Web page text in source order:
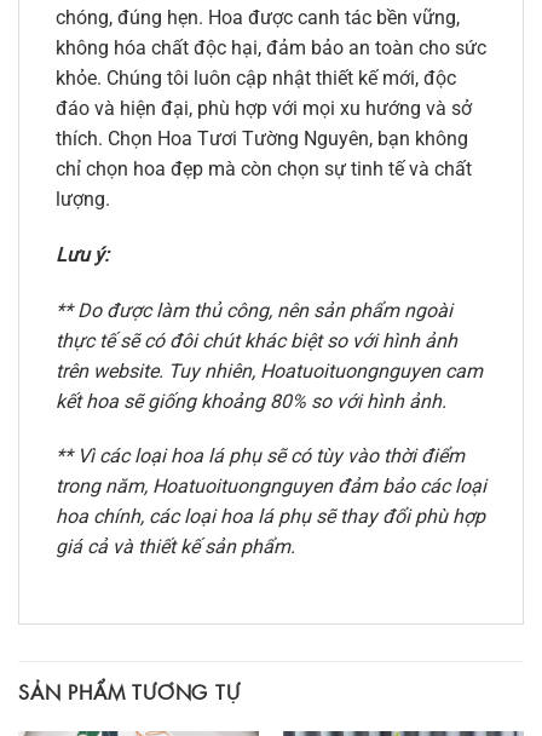
chóng, đúng hẹn. Hoa được canh tác bền vững,
không hóa chất độc hại, đảm bảo an toàn cho sức
khỏe. Chúng tôi luôn cập nhật thiết kế mới, độc
đáo và hiện đại, phù hợp với mọi xu hướng và sở
thích. Chọn Hoa Tươi Tường Nguyên, bạn không
chỉ chọn hoa đẹp mà còn chọn sự tinh tế và chất
lượng.
Lưu ý:
** Do được làm thủ công, nên sản phẩm ngoài
thực tế sẽ có đôi chút khác biệt so với hình ảnh
trên website. Tuy nhiên, Hoatuoituongnguyen cam
kết hoa sẽ giống khoảng 80% so với hình ảnh.
** Vì các loại hoa lá phụ sẽ có tùy vào thời điểm
trong năm, Hoatuoituongnguyen đảm bảo các loại
hoa chính, các loại hoa lá phụ sẽ thay đổi phù hợp
giá cả và thiết kế sản phẩm.
SẢN PHẨM TƯƠNG TỰ